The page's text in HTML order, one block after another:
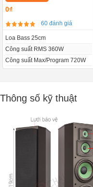
0₫
60 đánh giá
Loa Bass 25cm
Công suất RMS 360W
Công suất Max/Program 720W
Thông số kỹ thuật